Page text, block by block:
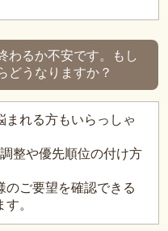
わるか不安です。もし
どうなりますか？
まれる方もいらっしゃ
整や優先順位の付け方
のご要望を確認できる
。